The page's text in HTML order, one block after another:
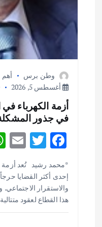
وطن برس أهم
أغسطس 5, 2026
أزمة الكهرباء
في جذور
F
e
b
o
T
w
it
te
r
E
l
*محمد رشيد تُعد أزمة
إحدى أكثر القضايا حرجاً
والاستقرار الاجتماعي.
هذا القطاع لعقود
اختتام ورشة السينوغرافيا
أغسطس 3, 2026